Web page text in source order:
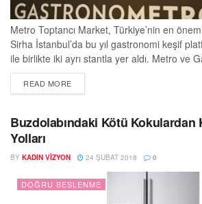
Metro Toptancı Market, Türkiye’nin en
Sirha İstanbul’da bu yıl gastronomi keşif
ile birlikte iki ayrı stantla yer aldı. Metro ve
lezzet şovları dikkatleri üzerinde toplarken,
ve gastronomi dünyasının en son trendleri
Koppert Crest’in dünyaca ünlü İngiliz şefi...
READ MOREDETAILS
Buzdolabındaki Kötü Kokulardan
Yolları
BY KADIN VIZYON 24 ŞUBAT 2018 0
DOĞRU BESLENME